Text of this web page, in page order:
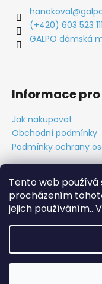
Tento web používá
procházením
jejich používáním..
hanakoval@
(+420) 603 523 111
GALPO dámská
Informace
Jak nakupovat
Obchodní podmínky
Podmínky ochrany
Obchodní
Tabulky velikostí
Copyright 2026